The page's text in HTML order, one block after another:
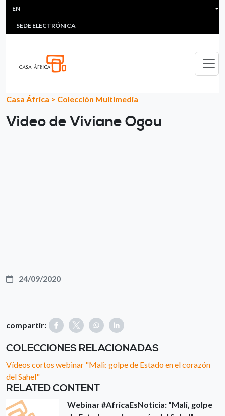
Skip to main content
HEADER MENU
MULTIMEDIA
SEDE ELECTRÓNICA
EN
Casa África > Colección Multimedia
Video de Viviane Ogou
24/09/2020
compartir:
COLECCIONES RELACIONADAS
Vídeos cortos webinar "Mali: golpe de Estado en el corazón
del Sahel"
RELATED CONTENT
Webinar #AfricaEsNoticia: "Mali, golpe